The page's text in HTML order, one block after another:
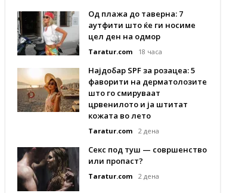
Од плажа до таверна: 7
аутфити што ќе ги носиме
цел ден на одмор
Taratur.com 18 часа
Најдобар SPF за розацеа: 5
фаворити на дерматолозите
што го смируваат
црвенилото и ја штитат
кожата во лето
Taratur.com 2 дена
Секс под туш — совршенство
или пропаст?
Taratur.com 2 дена